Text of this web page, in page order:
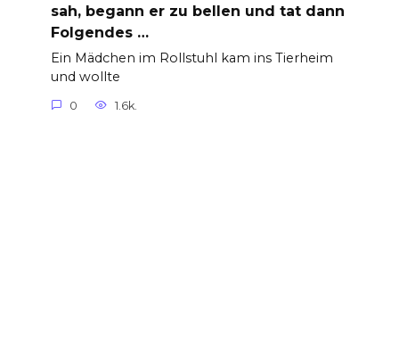
sah, begann er zu bellen und tat dann
Folgendes …
Ein Mädchen im Rollstuhl kam ins Tierheim
und wollte
0 1.6k.